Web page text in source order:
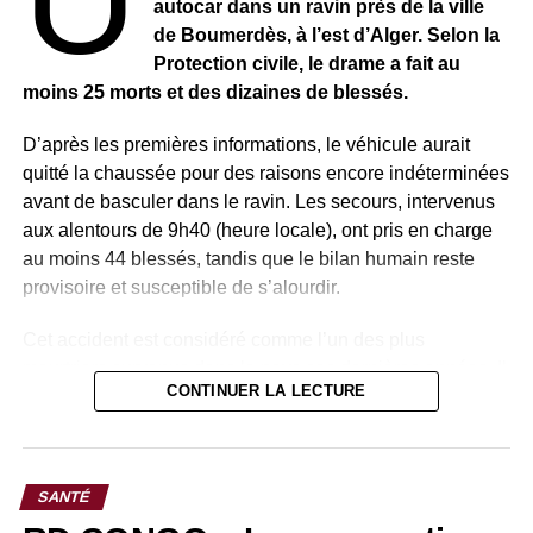
autocar dans un ravin près de la ville
de Boumerdès, à l’est d’Alger. Selon la
Protection civile, le drame a fait au
moins 25 morts et des dizaines de blessés.
D’après les premières informations, le véhicule aurait
quitté la chaussée pour des raisons encore indéterminées
avant de basculer dans le ravin. Les secours, intervenus
aux alentours de 9h40 (heure locale), ont pris en charge
au moins 44 blessés, tandis que le bilan humain reste
provisoire et susceptible de s’alourdir.
meurtriers survenus dans le pays ces dernières années. Il
relance les inquiétudes persistantes autour de la sécurité
récemment. En août dernier, un bus avait chuté dans un
CONTINUER LA LECTURE
SANTÉ